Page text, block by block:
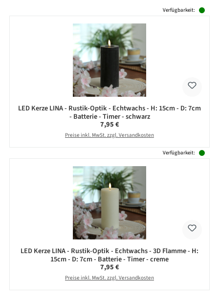
Verfügbarkeit:
LED Kerze LINA - Rustik-Optik - Echtwachs - H: 15cm - D: 7cm
- Batterie - Timer - schwarz
Regulärer Preis:
7,95 €
Preise inkl. MwSt. zzgl. Versandkosten
Verfügbarkeit:
LED Kerze LINA - Rustik-Optik - Echtwachs - 3D Flamme - H:
15cm - D: 7cm - Batterie - Timer - creme
Regulärer Preis:
7,95 €
Preise inkl. MwSt. zzgl. Versandkosten